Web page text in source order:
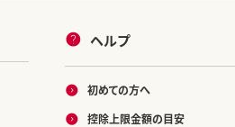
ヘルプ
初めての方へ
控除上限金額の目安